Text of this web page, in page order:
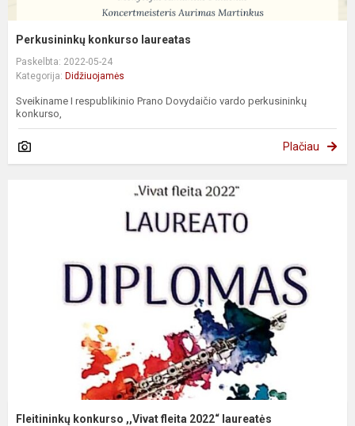
Perkusininkų konkurso laureatas
Paskelbta: 2022-05-24
Kategorija: Didžiuojamės
Sveikiname I respublikinio Prano Dovydaičio vardo perkusininkų
konkurso,
Plačiau
Fleitininkų konkurso ,,Vivat fleita 2022“ laureatės